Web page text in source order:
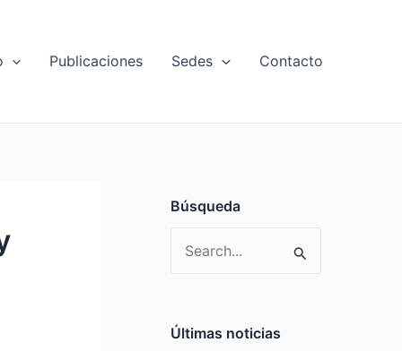
Publicaciones Sedes Contacto
Búsqueda
rÚltimas noticias